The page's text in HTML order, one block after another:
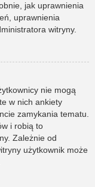
jak uprawnienia
uprawnienia
witryny.
nie mogą
w nich ankiety
zamykania tematu.
i robią to
Zależnie od
użytkownik może